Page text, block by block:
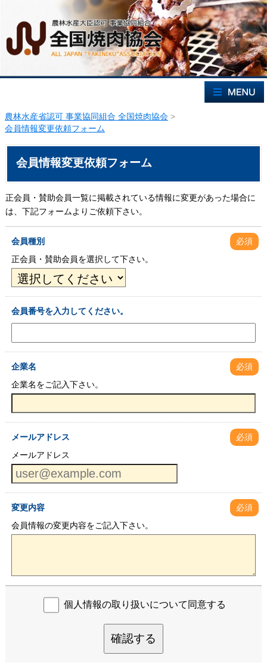
農林水産省認可 事業協同組合 全国焼肉協会 >
会員情報変更依頼フォーム
会員情報変更依頼フォーム
正会員・賛助会員一覧に掲載されている情報に変更があった場合に
は、下記フォームよりご依頼下さい。
会員種別
必須
正会員・賛助会員を選択して下さい。
会員番号を入力してください。
企業名
必須
企業名をご記入下さい。
メールアドレス
必須
メールアドレス
変更内容
必須
会員情報の変更内容をご記入下さい。
個人情報の取り扱いについて同意する
確認する